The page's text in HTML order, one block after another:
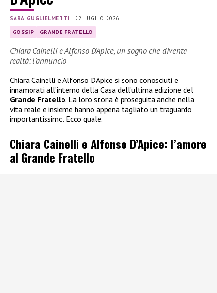
SARA GUGLIELMETTI | 22 LUGLIO 2026
GOSSIP GRANDE FRATELLO
Chiara Cainelli e Alfonso D’Apice, un sogno che diventa
realtà: l’annuncio
Chiara Cainelli e Alfonso D’Apice si sono conosciuti e
innamorati all’interno della Casa dell’ultima edizione del
Grande Fratello. La loro storia è proseguita anche nella
vita reale e insieme hanno appena tagliato un traguardo
importantissimo. Ecco quale.
Chiara Cainelli e Alfonso D’Apice: l’amore
al Grande Fratello